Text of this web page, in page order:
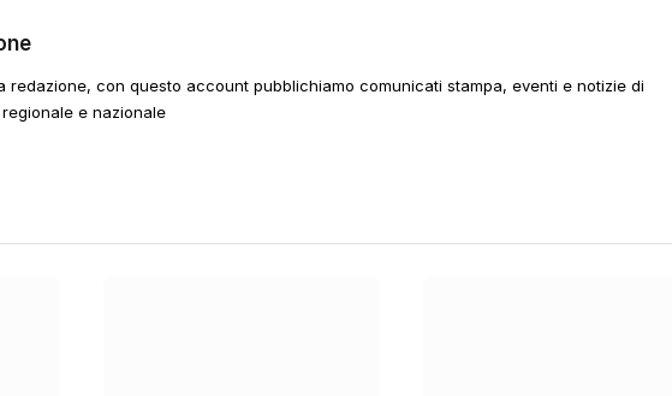
redazione, con questo account pubblichiamo comunicati stampa, eventi e notizie di
e nazionale